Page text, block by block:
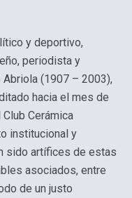
y deportivo,
periodista y
(1907 – 2003),
hacia el mes de
Cerámica
institucional y
sido artífices de estas
asociados, entre
de un justo